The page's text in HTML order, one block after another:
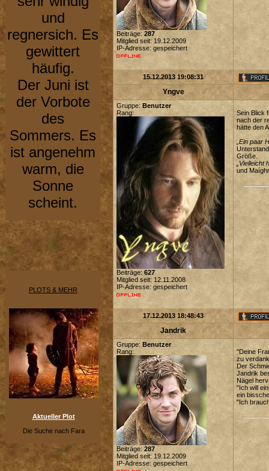
und
regnersich. Es
gewittert
häufig.
Der Juni ist
der Vorbote
des
Sommers. Es
ist angenehm
warm, die
Sonne
scheint.
PLOTS & MEHR
Aktueller Plot
Die Suche nach Fara
Beiträge: 287
Mitglied seit: 19.12.2009
IP-Adresse: gespeichert
15.12.2013 19:08:31
Yngve
Gruppe: Benutzer
Rang:
Beiträge: 627
Mitglied seit: 12.11.2008
IP-Adresse: gespeichert
Sein Blick
nach der
hätte den
„Ein paar
Größe.
und
17.12.2013 18:48:43
Jandrik
Gruppe: Benutzer
Rang:
Beiträge: 287
Mitglied seit: 19.12.2009
IP-Adresse: gespeichert
"Deine
zu
Der
Jandrik
Nägel
"Ich will
ein
"Ich